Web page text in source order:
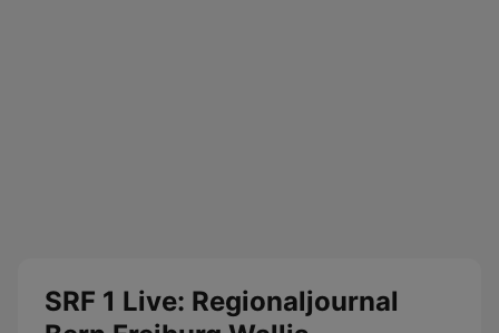
SRF 1 Live: Regionaljournal